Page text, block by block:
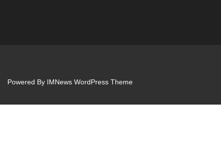
Powered By IMNews WordPress Theme